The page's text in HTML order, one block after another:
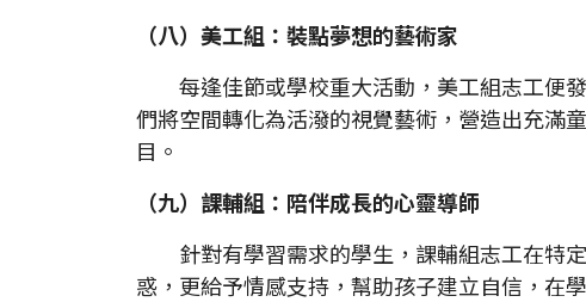
（八）美工組：裝點夢想的藝術家
每逢佳節或學校重大活動，美工組志工便
們將空間轉化為活潑的視覺藝術，營造出充滿
目。
（九）課輔組：陪伴成長的心靈導師
針對有學習需求的學生，課輔組志工在特
惑，更給予情感支持，幫助孩子建立自信，在